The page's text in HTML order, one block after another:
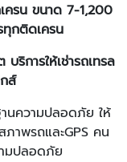
ครน ขนาด 7-1,200
กติดเครน
ริการให้เช่ารถเทรล
ส์
นความปลอดภัย ให้
าพรถและGPS คน
มปลอดภัย